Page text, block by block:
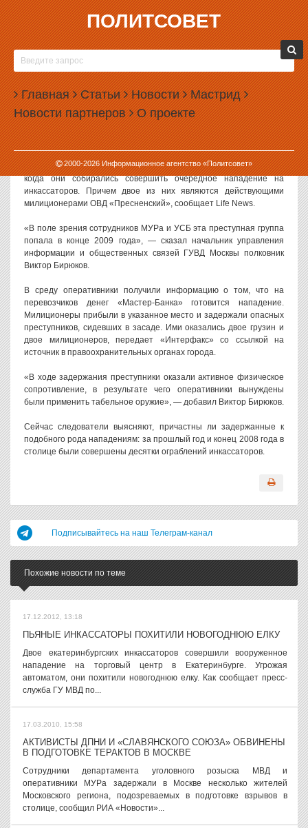
ПОЛИТСОВЕТ
Главная Статьи Новости Мастрид
Новости партнеров О проекте
2000-2026Информационное агентство «Политсовет»
11.02.2010, 11:14
В НАПАДЕНИЯХ НА ИНКАССАТОРОВ В
МОСКВЕ УЧАСТВОВАЛИ ГРУЗИНЫ И
СОТРУДНИКИ ОВД «ПРЕСНЕНСКИЙ»
В Москве обезврежена банда грабителей, членами которой были
сотрудники уголовного розыска. При задержании преступники
сопротивлялись.
Четверых злоумышленников задержали как раз в тот момент,
когда они собирались совершить очередное нападение на
инкассаторов. Причем двое из них являются действующими
милиционерами ОВД «Пресненский», сообщает Life News.
«В поле зрения сотрудников МУРа и УСБ эта преступная группа
попала в конце 2009 года», — сказал начальник управления
информации и общественных связей ГУВД Москвы полковник
Виктор Бирюков.
В среду оперативники получили информацию о том, что на
перевозчиков денег «Мастер-Банка» готовится нападение.
Милиционеры прибыли в указанное место и задержали опасных
преступников, сидевших в засаде. Ими оказались двое грузин и
двое милиционеров, передает «Интерфакс» со ссылкой на
источник в правоохранительных органах города.
«В ходе задержания преступники оказали активное физическое
сопротивление, в результате чего оперативники вынуждены
были применить табельное оружие», — добавил Виктор Бирюков.
Сейчас следователи выясняют, причастны ли задержанные к
подобного рода нападениям: за прошлый год и конец 2008 года в
столице были совершены десятки ограблений инкассаторов.
Подписывайтесь на наш Телеграм-канал
Похожие новости по теме
17.12.2012, 13:18
ПЬЯНЫЕ ИНКАССАТОРЫ ПОХИТИЛИ НОВОГОДНЮЮ ЕЛКУ
Двое екатеринбургских инкассаторов совершили вооруженное
нападение на торговый центр в Екатеринбурге. Угрожая
автоматом, они похитили новогоднюю елку. Как сообщает пресс-
служба ГУ МВД по...
17.03.2010, 15:58
АКТИВИСТЫ ДПНИ И «СЛАВЯНСКОГО СОЮЗА» ОБВИНЕНЫ
В ПОДГОТОВКЕ ТЕРАКТОВ В МОСКВЕ
Сотрудники департамента уголовного розыска МВД и
оперативники МУРа задержали в Москве несколько жителей
Московского региона, подозреваемых в подготовке взрывов в
столице, сообщил РИА «Новости»...